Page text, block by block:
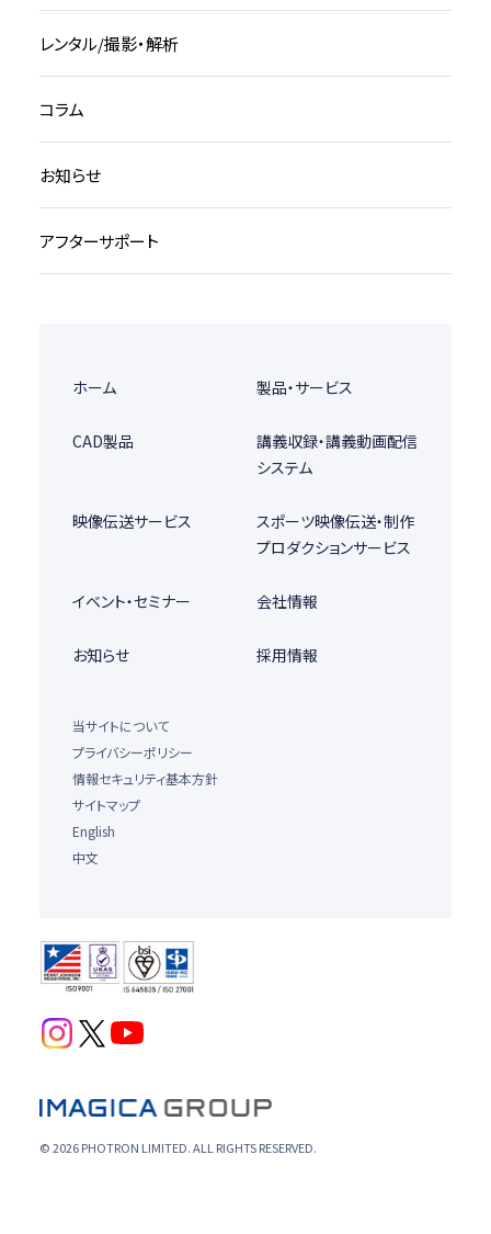
レンタル/撮影・解析
コラム
お知らせ
アフターサポート
ホーム 製品・サービス
CAD製品
講義収録・講義動画配信
システム
映像伝送サービス
スポーツ映像伝送・制作
プロダクションサービス
イベント・セミナー 会社情報
お知らせ 採用情報
当サイトについて
プライバシーポリシー
情報セキュリティ基本方針
サイトマップ
English
中文
© 2026 PHOTRON LIMITED. ALL RIGHTS RESERVED.